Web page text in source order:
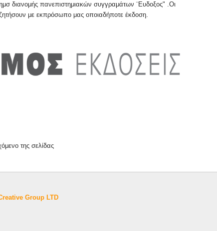
διανομής πανεπιστημιακών συγγραμάτων ¨Ευδοξος" .Οι
με εκπρόσωπο μας οποιαδήποτε έκδοση.
της σελίδας
Group LTD